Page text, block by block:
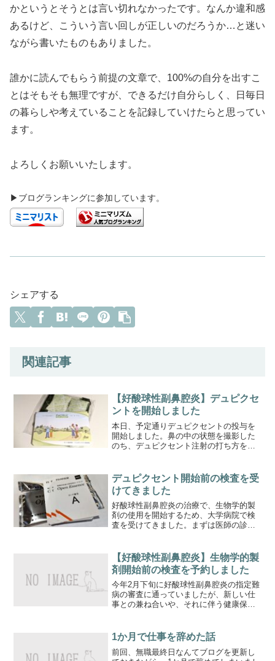
かというとそうとは言い切れなかったです。なんか違和感
あるけど、こういう言い回しが正しいのだろうか…と迷い
ながら書いたものもありました。
誰かに読んでもらう前提の文章で、100%の自分を出すこ
とはそもそも無理ですが、できるだけ自分らしく、日毎日
の暮らしや考えていることを記録していけたらと思ってい
ます。
よろしくお願いいたします。
▶ブログランキングに参加しています。
シェアする
関連記事
【好酸球性副鼻腔炎】デュピクセ
ントを開始しました
本日、予定通りデュピクセントの投与を
開始しました。鼻の中の状態を撮影した
のち、デュピクセント注射の打ち方を教
をよく見ておく必要があります。（採血
や注射のときの癖で、つい...
デュピクセント開始前の検査を受
けてきました
好酸球性副鼻腔炎の治療で、生物学的製
剤の使用を開始するため、大学病院で検
査を受けてきました。まずは医師の診察
ュピクセントとテゼスパイアのどちらか
を使用するとのことでした...
【好酸球性副鼻腔炎】生物学的製
剤開始前の検査を予約しました
今年2月下旬に好酸球性副鼻腔炎の指定難
病の審査に通っていましたが、新しい仕
事との兼ね合いや、それに伴う健康保険
き、いよいよ生物学的製剤の治療を開始
できると思っていました...
1か月で仕事を辞めた話
前回、無職最終日なんてブログを更新し